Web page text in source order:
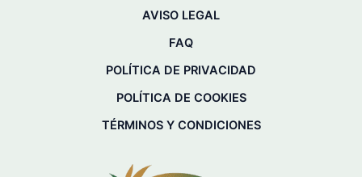
AVISO LEGAL
FAQ
POLÍTICA DE PRIVACIDAD
POLÍTICA DE COOKIES
TÉRMINOS Y CONDICIONES